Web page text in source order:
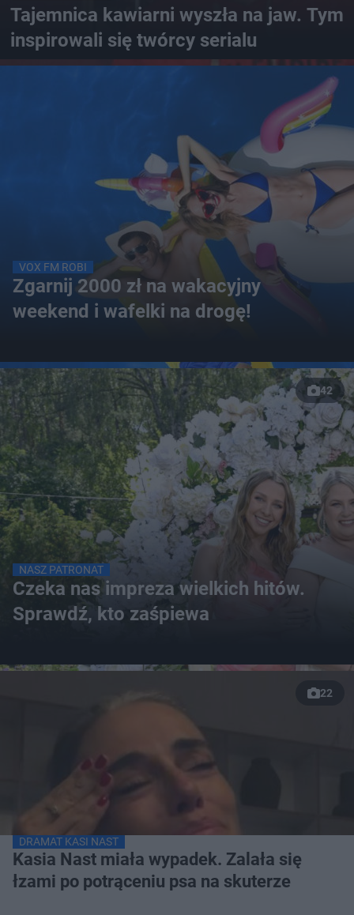
Tajemnica kawiarni wyszła na jaw. Tym
inspirowali się twórcy serialu
VOX FM ROBI
Zgarnij 2000 zł na wakacyjny
weekend i wafelki na drogę!
42
NASZ PATRONAT
Czeka nas impreza wielkich hitów.
Sprawdź, kto zaśpiewa
22
DRAMAT KASI NAST
Kasia Nast miała wypadek. Zalała się
łzami po potrąceniu psa na skuterze